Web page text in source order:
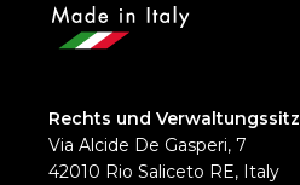
Rechts und Verwaltungssitz
Via Alcide De Gasperi, 7
42010 Rio Saliceto RE, Italy